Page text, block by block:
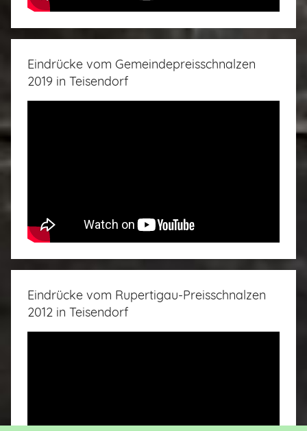
Eindrücke vom Gemeindepreisschnalzen
2019 in Teisendorf
Eindrücke vom Rupertigau-Preisschnalzen
2012 in Teisendorf